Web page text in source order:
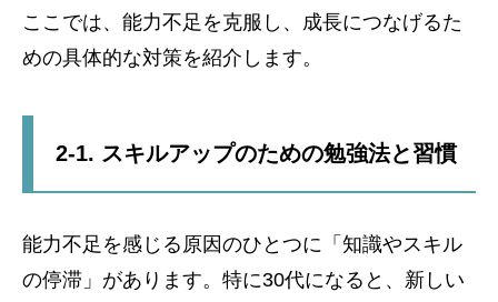
ここでは、能力不足を克服し、成長につなげるた
めの具体的な対策を紹介します。
2-1. スキルアップのための勉強法と習慣
能力不足を感じる原因のひとつに「知識やスキル
の停滞」があります。特に30代になると、新しい